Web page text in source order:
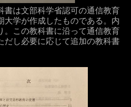
書は文部科学省認可の通信教育
大学が作成したものである。内
。この教科書に沿って通信教育
だし必要に応じて追加の教科書